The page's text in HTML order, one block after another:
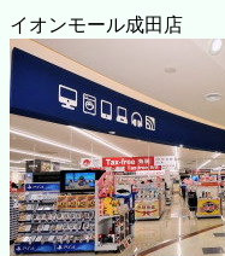
イオンモール成田店